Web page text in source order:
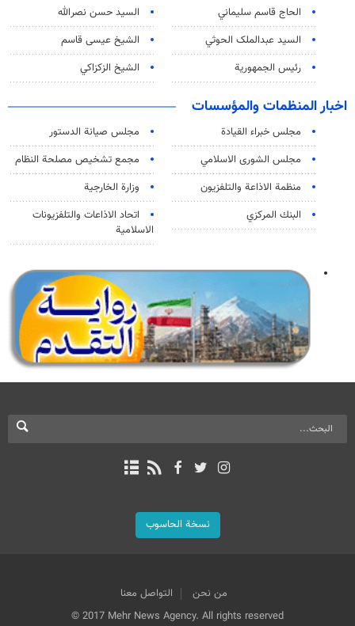
الحاج قاسم سليماني
السيد حسن نصرالله
السید عبدالملک الحوثي
الشيخ عيسى قاسم
رئيس الجمهورية
الشيخ الزكزاكي
اخبار المنظمات والمؤسسات
مجلس خبراء القيادة
مجلس صيانة الدستور
مجلس الشورى الاسلامي
مجمع تشخيص مصلحة النظام
منظمة الاذاعة والتلفزیون
وزارة الخارجية
البنك المركزي
اتحاد الاذاعات والتلفزيونات
الاسلامية
نسخة الحاسوب
من نحن
التواصل معنا
© 2017 Mehr News Agency. All rights reserved